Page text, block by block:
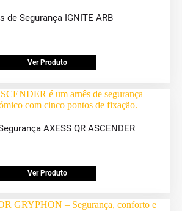
de Segurança IGNITE ARB
Ver Produto
AXESS QR ASCENDER
Ver Produto